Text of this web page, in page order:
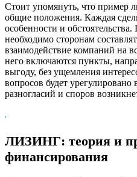
Стоит упомянуть, что пример
общие положения. Каждая
особенности и
необходимо сторонам
взаимодействие компаний на
него включаются пункты,
выгоду, без ущемления
вопросов будет
разногласий и споров
ЛИЗИНГ: теория и
финансирования